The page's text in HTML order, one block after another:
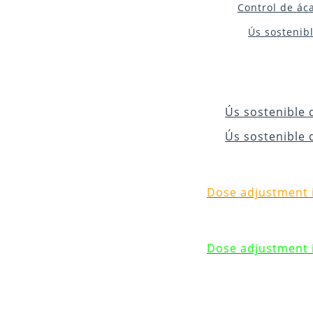
Control de
Ús
Ús sostenible
Ús sostenible
Dose adjustment
Dose adjustment